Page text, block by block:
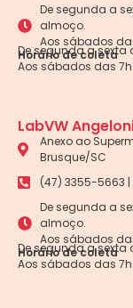
De segunda a
almoço.
Aos sábados
Horário de coleta
De segunda a sexta
Aos sábados das 7h
LabVW
Anexo ao
Brusque/SC
(47) 3355-5663 |
De segunda a
almoço.
Aos sábados
Horário de coleta
De segunda a sexta
Aos sábados das 7h